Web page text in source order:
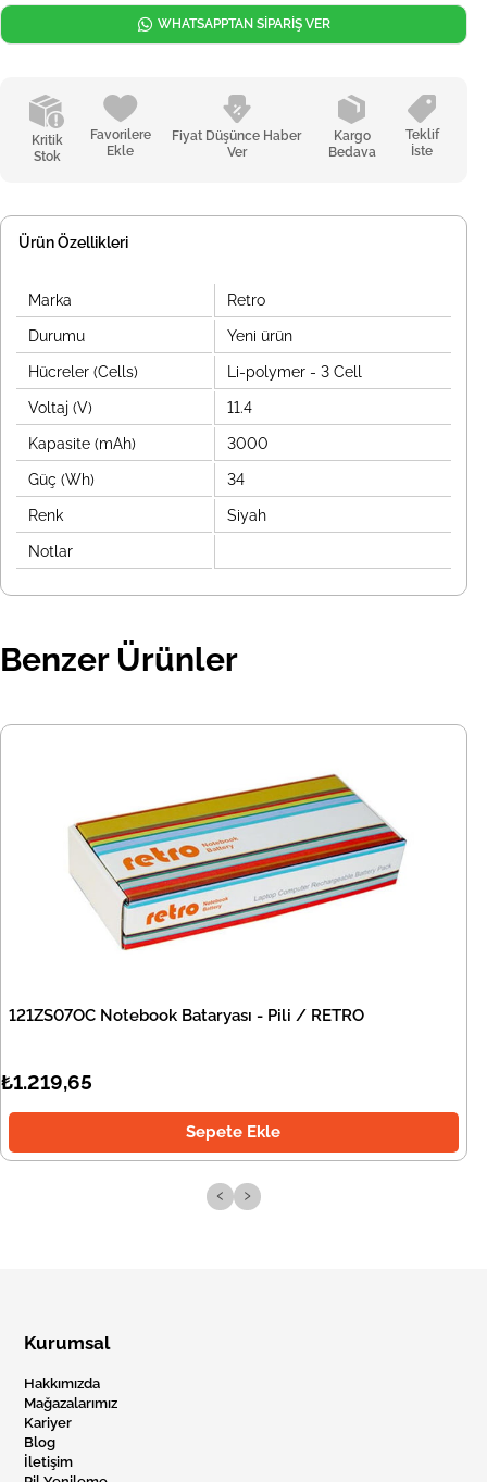
Kritik
Stok
Favorilere
Ekle
Fiyat Düşünce Haber
Ver
Kargo
Bedava
Teklif
İste
WHATSAPPTAN SİPARİŞ VER
Ürün Özellikleri
Marka Retro
Durumu Yeni ürün
Hücreler (Cells) Li-polymer - 3 Cell
Voltaj (V) 11.4
Kapasite (mAh) 3000
Güç (Wh) 34
Renk Siyah
Notlar
Benzer Ürünler
121ZS07OC Notebook Bataryası - Pili / RETRO
₺1.219,65
Sepete Ekle
‹ ›
Kurumsal
Hakkımızda
Mağazalarımız
Kariyer
Blog
İletişim